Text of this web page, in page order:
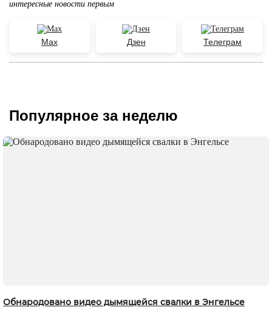
интересные новости первым
Max Дзен Телеграм
Популярное за неделю
Обнародовано видео дымящейся свалки в Энгельсе